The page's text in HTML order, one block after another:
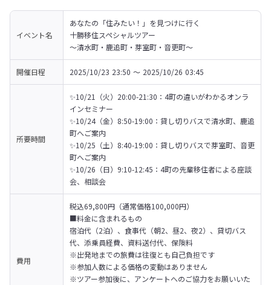
イベント名
あなたの「住みたい！」を見つけに行く
十勝移住スペシャルツアー
～清水町・鹿追町・芽室町・音更町～
開催日程 2025/10/23 23:50 〜 2025/10/26 03:45
所要時間
✨10/21（火）20:00-21:30：4町の違いがわかるオンラ
インセミナー
✨10/24（金）8:50-19:00：貸し切りバスで清水町、鹿追
町へご案内
✨10/25（土）8:40-19:00：貸し切りバスで芽室町、音更
町へご案内
✨10/26（日）9:10-12:45：4町の先輩移住者による座談
会、相談会
費用
税込69,800円（通常価格100,000円）
■料金に含まれるもの
宿泊代（2泊）、食事代（朝2、昼2、夜2）、貸切バス
代、添乗員経費、資料送付代、保険料
※出発地までの旅費は往復とも自己負担です
※参加人数による価格の変動はありません
※ツアー参加後に、アンケートへのご協力をお願いいた